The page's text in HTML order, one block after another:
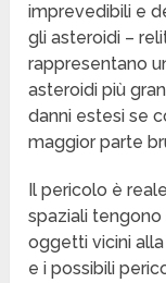
imprevedibili e
gli asteroidi –
rappresentano
asteroidi più
danni estesi se
maggior parte
Il pericolo è
spaziali
oggetti vicini
e i possibili